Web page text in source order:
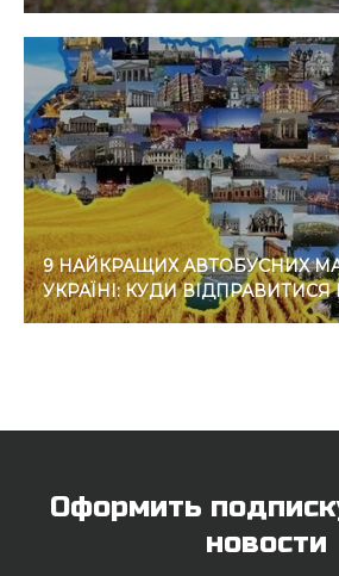
9 НАЙКРАЩИХ АВТОБУСНИХ
УКРАЇНІ: КУДИ
Оформить
новости